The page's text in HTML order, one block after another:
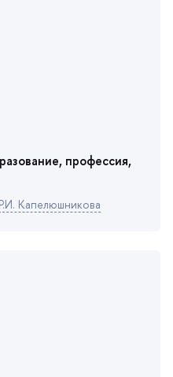
профессия,
Р.И. Капелюшникова